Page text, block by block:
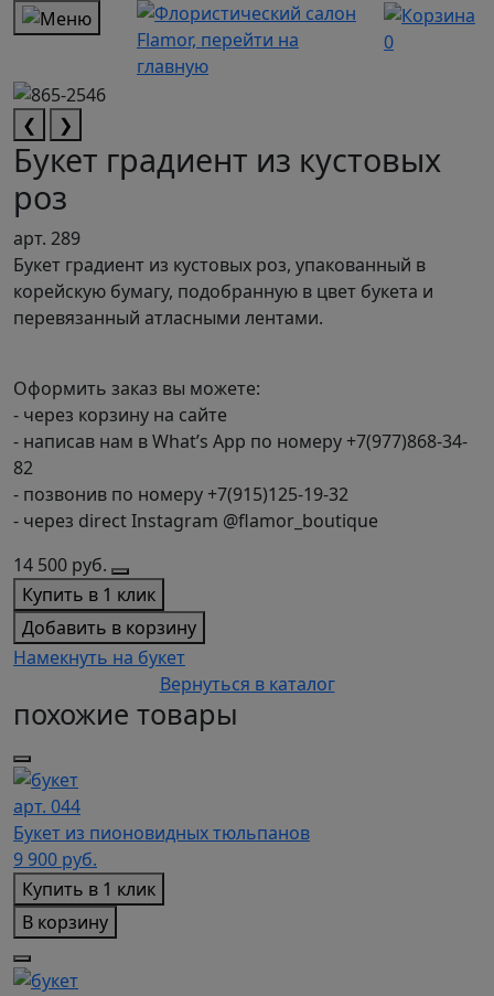
0
❮ ❯
Букет градиент из кустовых
роз
арт. 289
Букет градиент из кустовых роз, упакованный в
корейскую бумагу, подобранную в цвет букета и
перевязанный атласными лентами.
Оформить заказ вы можете:
- через корзину на сайте
- написав нам в What’s App по номеру +7(977)868-34-
82
- позвонив по номеру +7(915)125-19-32
- через direct Instagram @flamor_boutique
14 500 руб.
Купить в 1 клик
Добавить в корзину
Намекнуть на букет
Вернуться в каталог
похожие товары
арт. 044
Букет из пионовидных тюльпанов
9 900 руб.
Купить в 1 клик
В корзину